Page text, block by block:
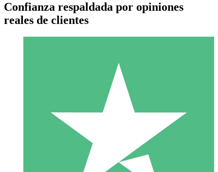
Paquetes de Créditos Individuales
Paga según el uso con créditos de descarga. Sin compromiso
10 00
Confianza respaldada por opiniones
reales de clientes